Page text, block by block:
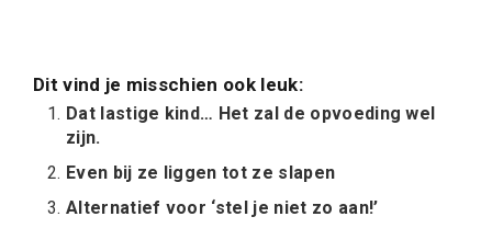
Dit vind je misschien ook leuk:
Dat lastige kind… Het zal de opvoeding wel
zijn.
Even bij ze liggen tot ze slapen
Alternatief voor ‘stel je niet zo aan!’